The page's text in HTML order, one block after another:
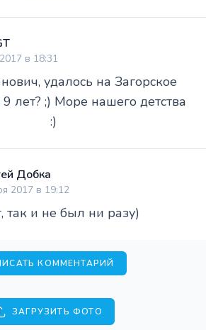
в 18:31
удалось на Загорское
9 лет? ;) Море нашего детства
:)
Добка
2017 в 19:12
так и не был ни разу)
КОММЕНТАРИЙ
ЗАГРУЗИТЬ ФОТО